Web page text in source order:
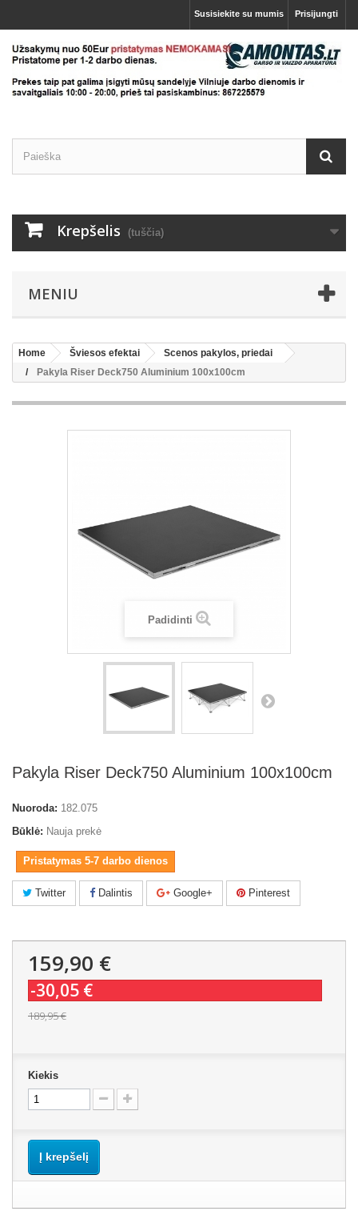
Prisijungti
Susisiekite su mumis
Krepšelis (tuščia)
MENIU
Home Šviesos efektai
Scenos pakylos, priedai
Pakyla Riser Deck750 Aluminium 100x100cm
Padidinti
Pakyla Riser Deck750 Aluminium 100x100cm
Nuoroda: 182.075
Būklė: Nauja prekė
Pristatymas 5-7 darbo dienos
Twitter Dalintis Google+ Pinterest
159,90 €
-30,05 €
189,95 €
Kiekis
Į krepšelį